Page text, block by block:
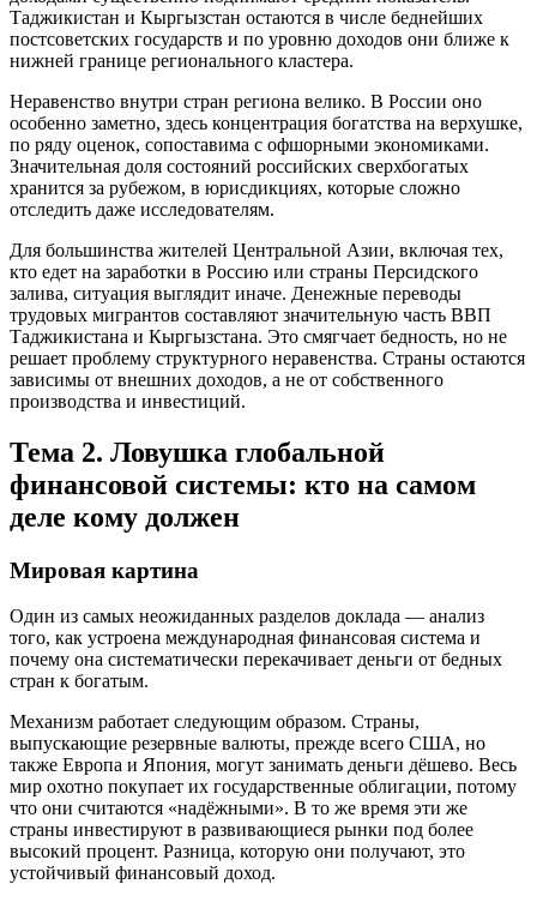
Таджикистан и Кыргызстан остаются в числе беднейших
постсоветских государств и по уровню доходов они ближе к
нижней границе регионального кластера.
Неравенство внутри стран региона велико. В России оно
особенно заметно, здесь концентрация богатства на верхушке,
по ряду оценок, сопоставима с офшорными экономиками.
Значительная доля состояний российских сверхбогатых
хранится за рубежом, в юрисдикциях, которые сложно
отследить даже исследователям.
Для большинства жителей Центральной Азии, включая тех,
кто едет на заработки в Россию или страны Персидского
залива, ситуация выглядит иначе. Денежные переводы
трудовых мигрантов составляют значительную часть ВВП
Таджикистана и Кыргызстана. Это смягчает бедность, но не
решает проблему структурного неравенства. Страны остаются
зависимы от внешних доходов, а не от собственного
производства и инвестиций.
Тема 2. Ловушка глобальной
финансовой системы: кто на самом
деле кому должен
Мировая картина
Один из самых неожиданных разделов доклада — анализ
того, как устроена международная финансовая система и
почему она систематически перекачивает деньги от бедных
стран к богатым.
Механизм работает следующим образом. Страны,
выпускающие резервные валюты, прежде всего США, но
также Европа и Япония, могут занимать деньги дёшево. Весь
мир охотно покупает их государственные облигации, потому
что они считаются «надёжными». В то же время эти же
страны инвестируют в развивающиеся рынки под более
высокий процент. Разница, которую они получают, это
устойчивый финансовый доход.